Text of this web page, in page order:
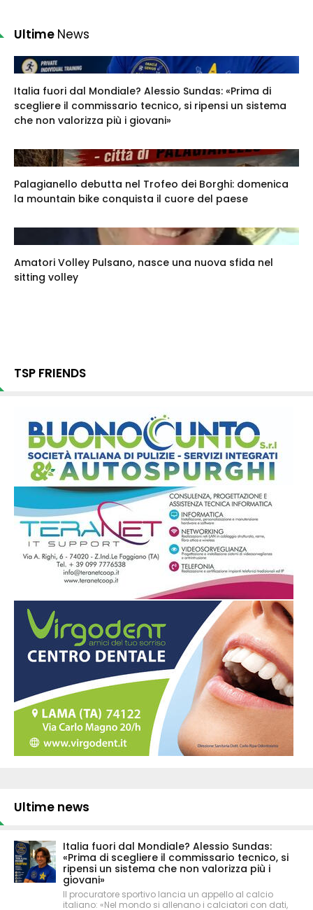
Ultime News
Italia fuori dal Mondiale? Alessio Sundas: «Prima di
scegliere il commissario tecnico, si ripensi un sistema
che non valorizza più i giovani»
Palagianello debutta nel Trofeo dei Borghi: domenica
la mountain bike conquista il cuore del paese
Amatori Volley Pulsano, nasce una nuova sfida nel
sitting volley
TSP FRIENDS
Ultime news
Italia fuori dal Mondiale? Alessio Sundas:
«Prima di scegliere il commissario tecnico, si
ripensi un sistema che non valorizza più i
giovani»
Il procuratore sportivo lancia un appello al calcio
italiano: «Nel mondo si allenano i calciatori con dati,